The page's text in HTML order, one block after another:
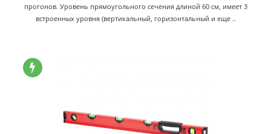
прогонов. Уровень прямоугольного сечения длиной 60 см, имеет 3
встроенных уровня (вертикальный, горизонтальный и еще ..